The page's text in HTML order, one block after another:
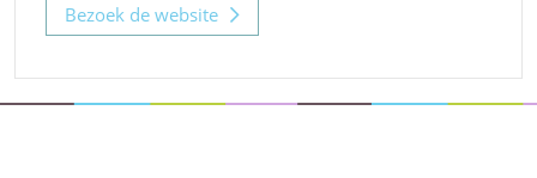
Bezoek de website